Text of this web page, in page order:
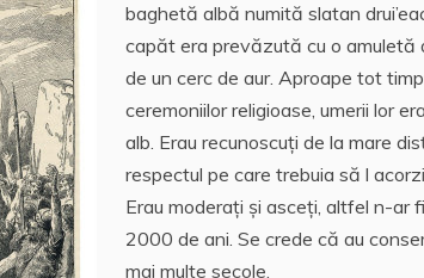
baghetă albă numită slatan
capăt era prevăzută cu o amuletă
de un cerc de aur. Aproape tot
ceremoniilor religioase, umerii lor
alb. Erau recunoscuţi de la mare
respectul pe care trebuia să l
Erau moderaţi şi asceţi, altfel n-ar
2000 de ani. Se crede că au
mai multe secole.